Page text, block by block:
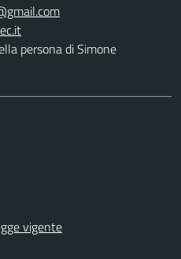
persona di Simone
vigente